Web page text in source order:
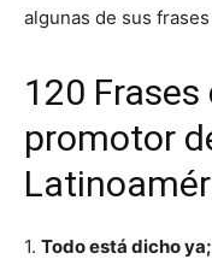
algunas de sus
120
promotor
1. Todo está dicho